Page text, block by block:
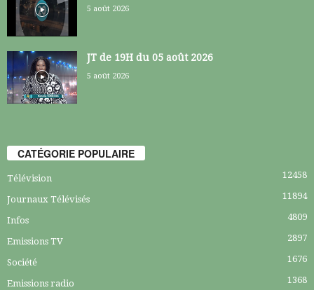
5 août 2026
JT de 19H du 05 août 2026
5 août 2026
CATÉGORIE POPULAIRE
Télévision 12458
Journaux Télévisés 11894
Infos 4809
Emissions TV 2897
Société 1676
Emissions radio 1368